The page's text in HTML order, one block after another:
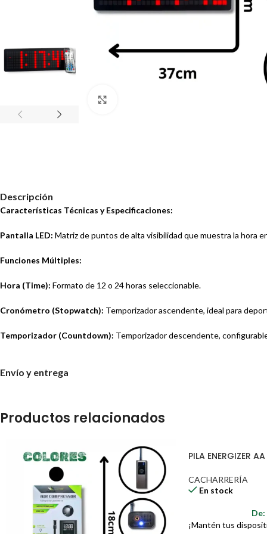
Descripción
Características Técnicas y Especificaciones:
Pantalla LED: Matriz de puntos de alta visibilidad que muestra la hora
Funciones Múltiples:
Hora (Time): Formato de 12 o 24 horas seleccionable.
Cronómetro (Stopwatch): Temporizador ascendente, ideal para
Temporizador (Countdown): Temporizador descendente,
Diseño:Estructura de plástico de alta resistencia, con un diseño
Color de la Luz LED:Rojo.
Alimentación:Adaptador de corriente.
Presentación y Contenido del Paquete:
Envío y entrega
Productos relacionados
PILA ENERGIZER
CACHARRERÍA
En stock
De:
¡Mantén tus